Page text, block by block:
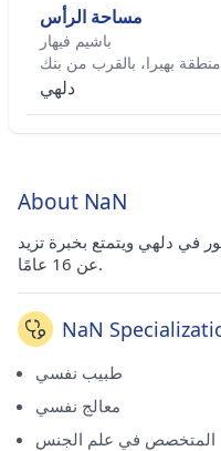
مساحة الرأس
باشيم فيهار
دلهي
About NaN
في دلهي ويتمتع بخبرة تزيد
عن 16 عامًا.
NaN
طبيب نفسي
معالج نفسي
المتخصص في علم الجنس